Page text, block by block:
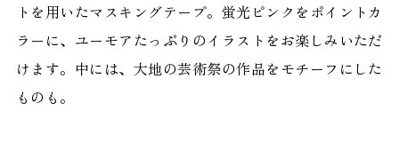
トを用いたマスキングテープ。蛍光ピンクをポイントカ
ラーに、ユーモアたっぷりのイラストをお楽しみいただ
けます。中には、大地の芸術祭の作品をモチーフにした
ものも。